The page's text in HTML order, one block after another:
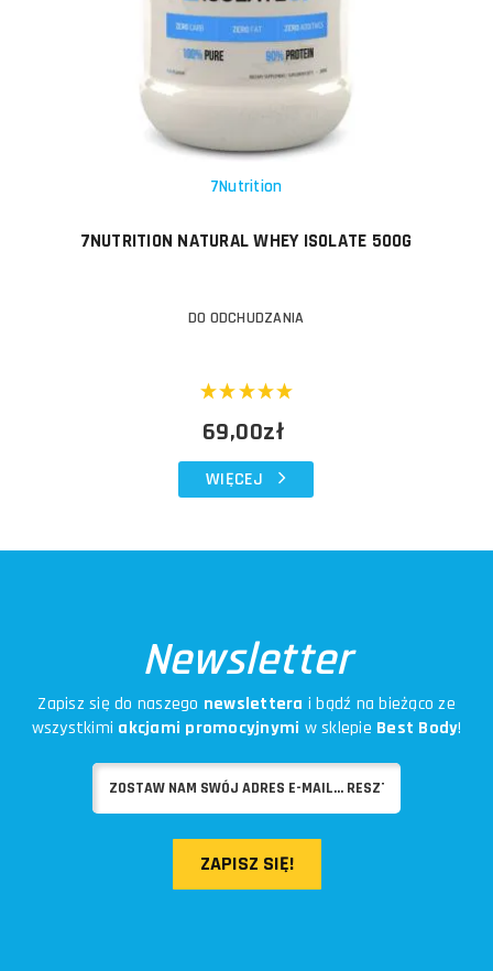
7Nutrition
7NUTRITION NATURAL WHEY ISOLATE 500G
DO ODCHUDZANIA
69,00zł
WIĘCEJ
Newsletter
Zapisz się do naszego newslettera i bądź na bieżąco ze
wszystkimi akcjami promocyjnymi w sklepie Best Body!
ZAPISZ SIĘ!